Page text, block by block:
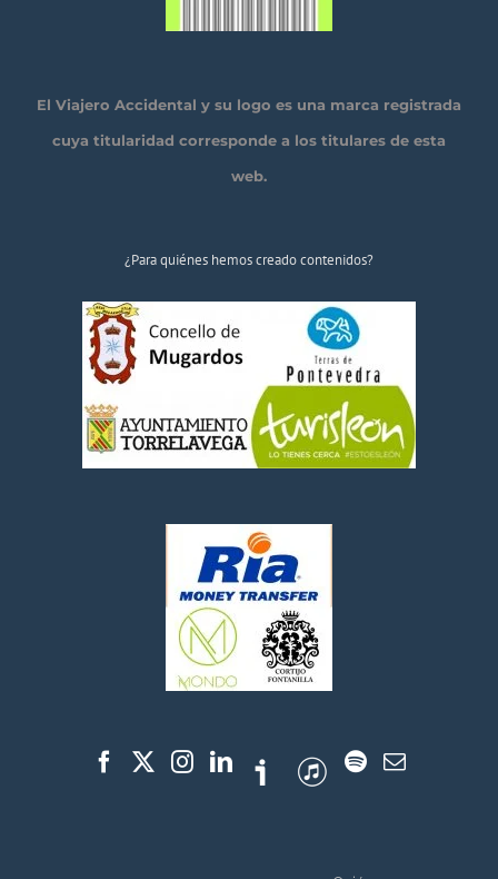
El Viajero Accidental y su logo es una marca registrada
cuya titularidad corresponde a los titulares de esta
web.
¿Para quiénes hemos creado contenidos?